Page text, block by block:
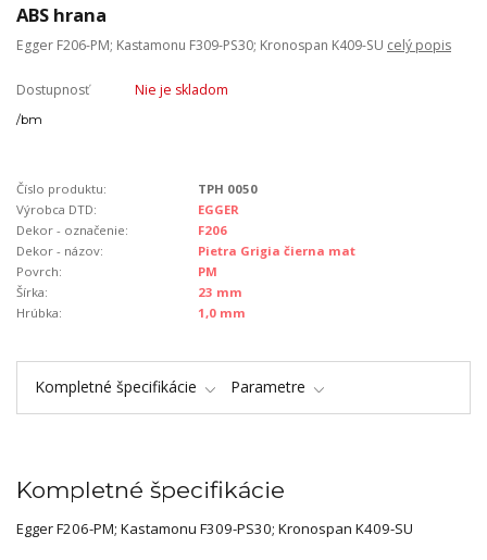
ABS hrana
Egger F206-PM; Kastamonu F309-PS30; Kronospan K409-SU celý popis
Dostupnosť Nie je skladom
/bm
Číslo produktu:
TPH 0050
Výrobca DTD:
EGGER
Dekor - označenie:
F206
Dekor - názov:
Pietra Grigia čierna mat
Povrch:
PM
Šírka:
23 mm
Hrúbka:
1,0 mm
Kompletné špecifikácie Parametre
Kompletné špecifikácie
Egger F206-PM; Kastamonu F309-PS30; Kronospan K409-SU